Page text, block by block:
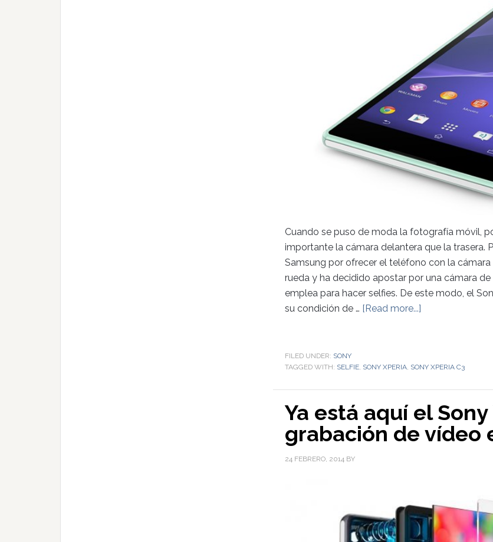
Cuando se puso de moda la fotografía móvil,
importante la cámara delantera que la trasera.
Samsung por ofrecer el teléfono con la
rueda y ha decidido apostar por una cámara
emplea para hacer selfies. De este modo, el
su condición de … [Read more...]
FILED UNDER: SONY
TAGGED WITH: SELFIE SONY XPERIA SONY XPERIA C3
Ya está aquí el
grabación de vídeo
24 FEBRERO, 2014 BY